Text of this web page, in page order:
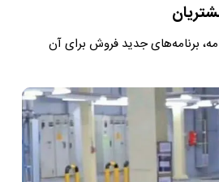
برنامه‌های جدید فروش برای آن